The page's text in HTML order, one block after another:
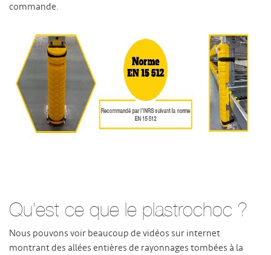
commande.
Qu'est ce que le plastrochoc ?
Nous pouvons voir beaucoup de vidéos sur internet
montrant des allées entières de rayonnages tombées à la